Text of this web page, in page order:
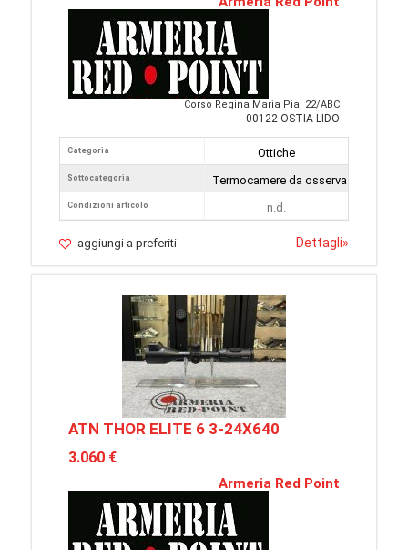
Corso Regina Maria Pia, 22/ABC
00122 OSTIA LIDO
Categoria
Sottocategoria
Condizioni articolo
Ottiche
Termocamere da osservazione
n.d.
aggiungi a preferiti Dettagli»
ATN THOR ELITE 6 3-24X640
3.060 €
Armeria Red Point